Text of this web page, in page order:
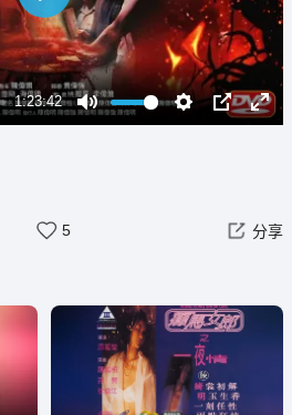
1:23:42
静
设
画
全
播
放
5 分享